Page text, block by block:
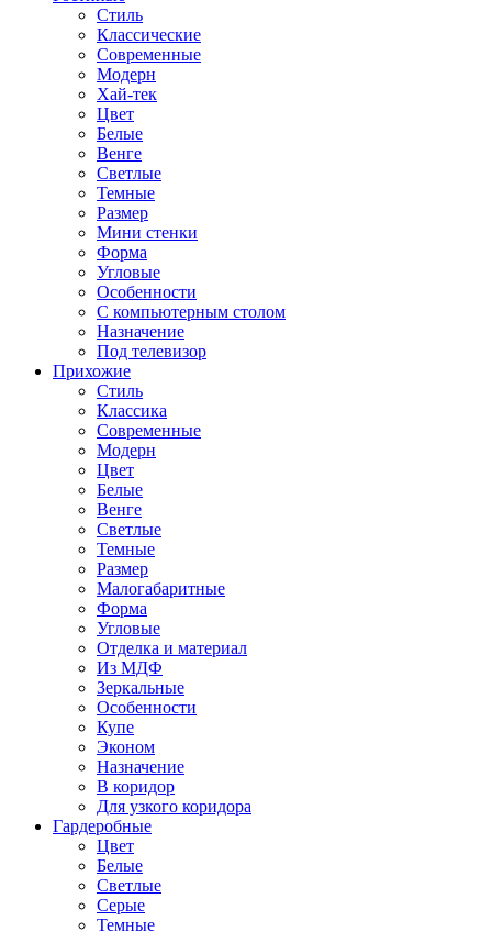
Стиль
Классические
Современные
Модерн
Хай-тек
Цвет
Белые
Венге
Светлые
Темные
Размер
Мини стенки
Форма
Угловые
Особенности
С компьютерным столом
Назначение
Под телевизор
Прихожие
Стиль
Классика
Современные
Модерн
Цвет
Белые
Венге
Светлые
Темные
Размер
Малогабаритные
Форма
Угловые
Отделка и материал
Из МДФ
Зеркальные
Особенности
Купе
Эконом
Назначение
В коридор
Для узкого коридора
Гардеробные
Цвет
Белые
Светлые
Серые
Темные